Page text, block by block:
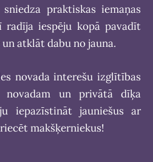
praktiskas iemaņas
radīja iespēju kopā pavadīt
atklāt dabu no jauna.
novada interešu izglītības
novadam un privātā dīķa
iepazīstināt jauniešus ar
makšķerniekus!